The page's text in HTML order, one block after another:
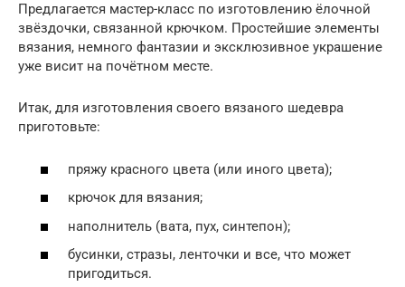
Предлагается мастер-класс по изготовлению ёлочной
звёздочки, связанной крючком. Простейшие элементы
вязания, немного фантазии и эксклюзивное украшение
уже висит на почётном месте.
Итак, для изготовления своего вязаного шедевра
приготовьте:
пряжу красного цвета (или иного цвета);
крючок для вязания;
наполнитель (вата, пух, синтепон);
бусинки, стразы, ленточки и все, что может
пригодиться.